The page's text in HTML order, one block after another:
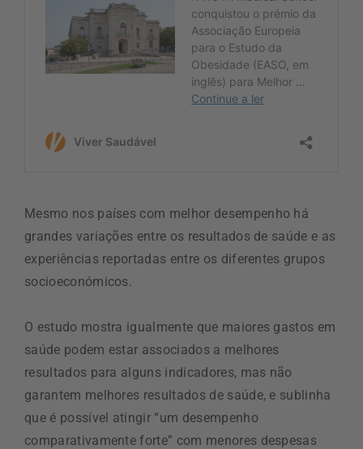
Mesmo nos países com melhor desempenho há
grandes variações entre os resultados de saúde e as
experiências reportadas entre os diferentes grupos
socioeconómicos.
O estudo mostra igualmente que maiores gastos em
saúde podem estar associados a melhores
resultados para alguns indicadores, mas não
garantem melhores resultados de saúde, e sublinha
que é possível atingir “um desempenho
comparativamente forte” com menores despesas